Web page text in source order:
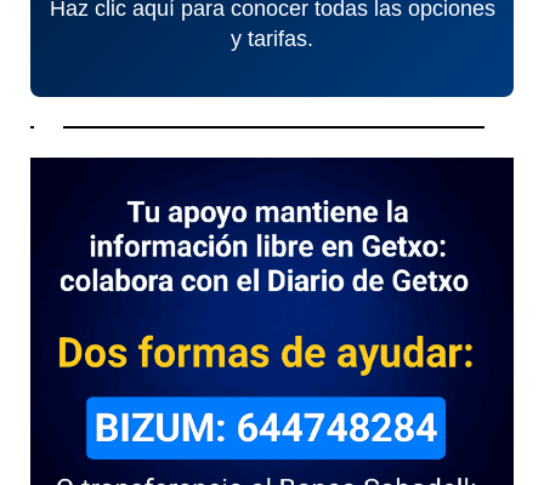
Haz clic aquí para conocer todas las opciones
y tarifas.